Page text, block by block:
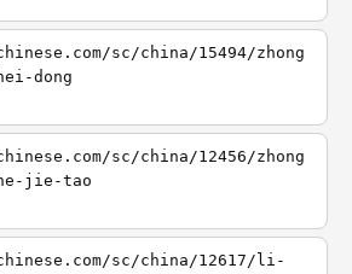
sc/china/15494/zhong
dong
sc/china/12456/zhong
jie-tao
sc/china/12617/li-